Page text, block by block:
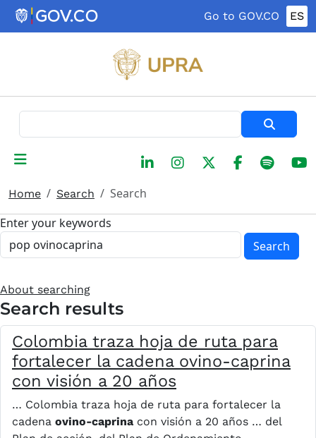
Skip to main content
Go to GOV.CO ES
Home Search
Search
Enter your keywords
Search
About searching
Search results
Colombia traza hoja de ruta para
fortalecer la cadena ovino-caprina
con visión a 20 años
… Colombia traza hoja de ruta para fortalecer la
cadena ovino-caprina con visión a 20 años … del